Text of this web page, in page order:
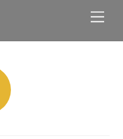
M
e